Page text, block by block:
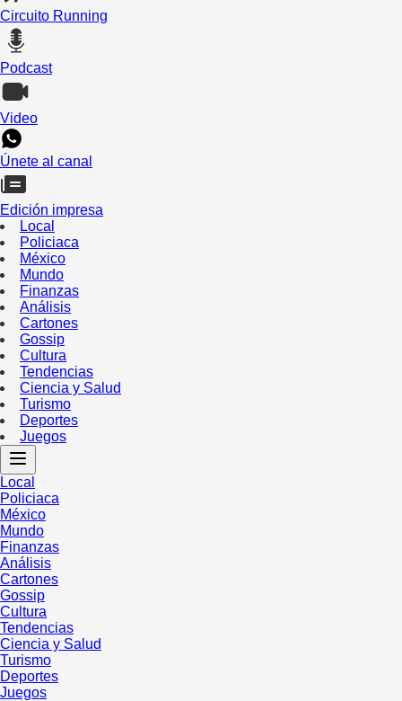
Circuito Running
Podcast
Video
Únete al canal
Edición impresa
Local
Policiaca
México
Mundo
Finanzas
Análisis
Cartones
Gossip
Cultura
Tendencias
Ciencia y Salud
Turismo
Deportes
Juegos
Local
Policiaca
México
Mundo
Finanzas
Análisis
Cartones
Gossip
Cultura
Tendencias
Ciencia y Salud
Turismo
Deportes
Juegos